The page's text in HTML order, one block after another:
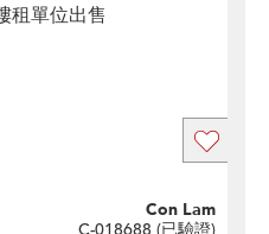
租單位出售
Con Lam
C-018688 (已驗證)